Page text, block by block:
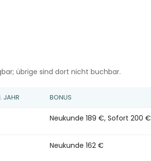
übrige sind dort nicht buchbar.
JAHR BONUS
Neukunde 189 €, Sofort 200 €
Neukunde 162 €